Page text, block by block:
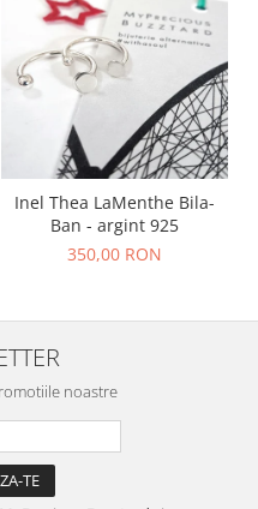
Inel Thea LaMenthe Bila-
Ban - argint 925
350,00 RON
noastre